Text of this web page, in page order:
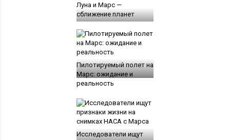
Луна и Марс —
сближение планет
Пилотируемый полет на
Марс: ожидание и
реальность
Исследователи ищут